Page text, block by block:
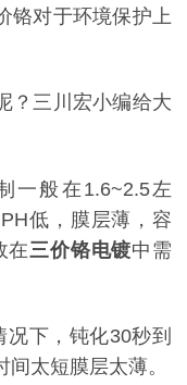
铬对于环境保护上
？三川宏小编给大
一般在1.6~2.5左
低，膜层薄，容
在三价铬电镀中需
下，钝化30秒到
太短膜层太薄。